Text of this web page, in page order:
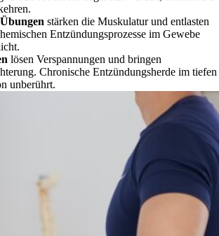
stärken die Muskulatur und entlasten
Entzündungsprozesse im Gewebe
lösen Verspannungen und bringen
Chronische Entzündungsherde im tiefen
unberührt.